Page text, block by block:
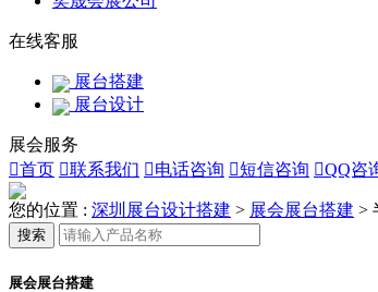
在线客服
展台搭建
展台设计
展会服务
首页 联系我们 电话咨询 短信咨询 QQ咨
您的位置 : 深圳展台设计搭建 > 展会展台搭建 >
搜索
展会展台搭建